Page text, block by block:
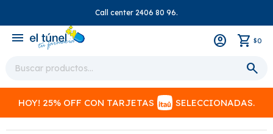
Call center 2406 80 96.
menu $0
HOY! 25% OFF CON TARJETAS SELECCIONADAS.
close